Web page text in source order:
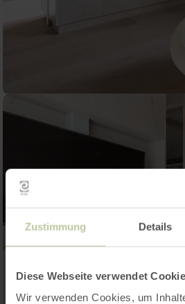
Zustimmung Details
Diese Webseite verwendet
Wir verwenden Cookies, um